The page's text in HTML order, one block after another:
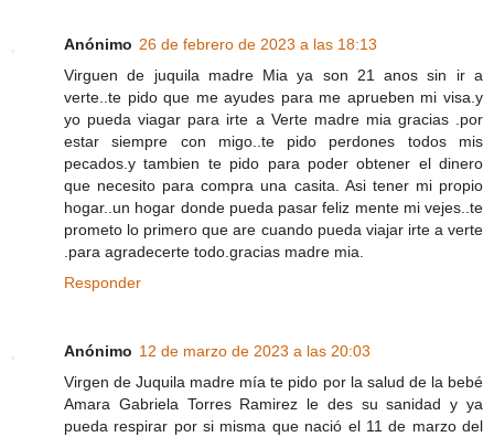
Anónimo 26 de febrero de 2023 a las 18:13
Virguen de juquila madre Mia ya son 21 anos sin ir a
verte..te pido que me ayudes para me aprueben mi visa.y
yo pueda viagar para irte a Verte madre mia gracias .por
estar siempre con migo..te pido perdones todos mis
pecados.y tambien te pido para poder obtener el dinero
que necesito para compra una casita. Asi tener mi propio
hogar..un hogar donde pueda pasar feliz mente mi vejes..te
prometo lo primero que are cuando pueda viajar irte a verte
.para agradecerte todo.gracias madre mia.
Responder
Anónimo 12 de marzo de 2023 a las 20:03
Virgen de Juquila madre mía te pido por la salud de la bebé
Amara Gabriela Torres Ramirez le des su sanidad y ya
pueda respirar por si misma que nació el 11 de marzo del